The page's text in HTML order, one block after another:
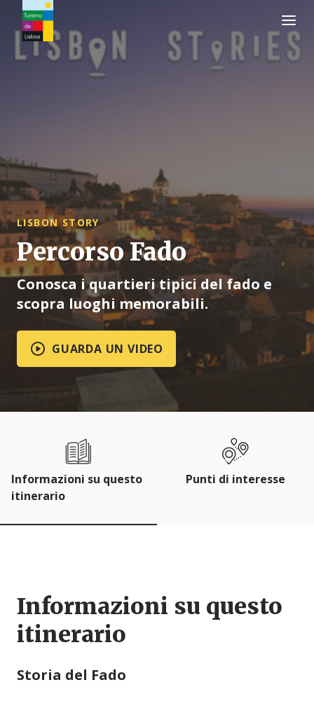
Logo di Turismo de Lisboa
LISBON STORY
Percorso Fado
Conosca i quartieri tipici del fado e
scopra luoghi memorabili.
GUARDA UN VIDEO
Informazioni su questo
itinerario
Punti di interesse
Informazioni su questo
itinerario
Storia del Fado